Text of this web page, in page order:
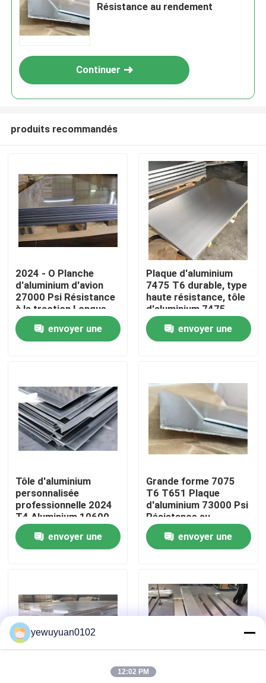
Maison
Vidéos
VR Show
Au sujet de nous
Visite d'usine
Contactez-nous
Nouvelles
Résistance au rendement
Continuer
produits recommandés
2024 - O Planche
d'aluminium d'avion
27000 Psi Résistance
à la traction Longue
durée de vie
envoyer une
Plaque d'aluminium
7475 T6 durable, type
haute résistance, tôle
d'aluminium 7475
envoyer une
Tôle d'aluminium
personnalisée
professionnelle 2024
T4 Aluminium 10600
Ksi Module d'élasticité
envoyer une
Grande forme 7075
T6 T651 Plaque
d'aluminium 73000 Psi
Résistance au
rendement
envoyer une
yewuyuan0102
12:02 PM